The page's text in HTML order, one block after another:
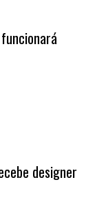
funcionará
designer